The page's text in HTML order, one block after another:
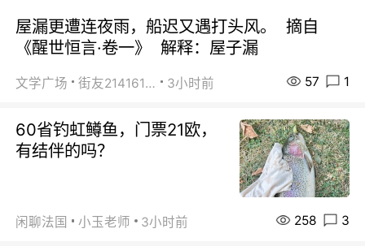
屋漏更遭连夜雨，船迟又遇打头风。 摘自
《醒世恒言·卷一》 解释：屋子漏
文学广场 街友21416156 3小时前 57 1
60省钓虹鳟鱼，门票21欧，
有结伴的吗？
闲聊法国 小玉老师 3小时前 258 3